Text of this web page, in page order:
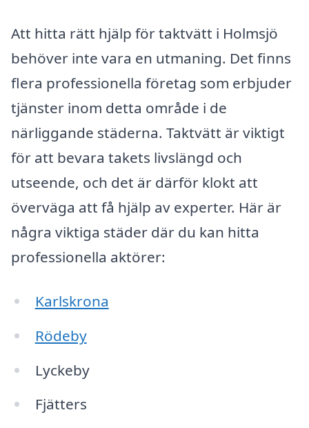
Att hitta rätt hjälp för taktvätt i Holmsjö
behöver inte vara en utmaning. Det finns
flera professionella företag som erbjuder
tjänster inom detta område i de
närliggande städerna. Taktvätt är viktigt
för att bevara takets livslängd och
utseende, och det är därför klokt att
överväga att få hjälp av experter. Här är
några viktiga städer där du kan hitta
professionella aktörer:
Karlskrona
Rödeby
Lyckeby
Fjätters